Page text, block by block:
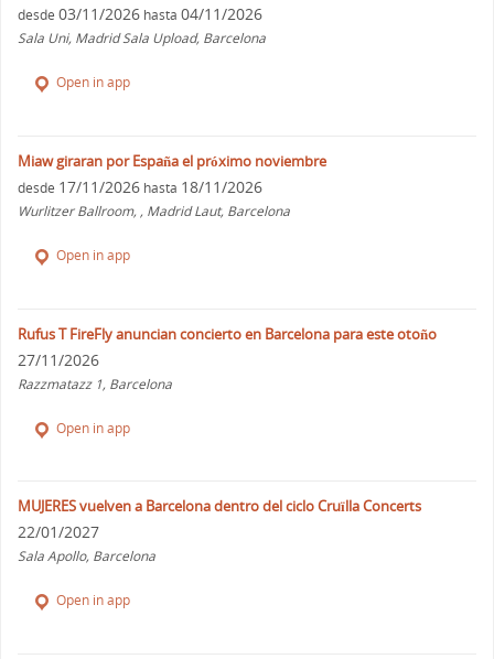
desde 03/11/2026 hasta 04/11/2026
Sala Uni, Madrid Sala Upload, Barcelona
Open in app
Miaw giraran por España el próximo noviembre
desde 17/11/2026 hasta 18/11/2026
Wurlitzer Ballroom, , Madrid Laut, Barcelona
Open in app
Rufus T FireFly anuncian concierto en Barcelona para este otoño
27/11/2026
Razzmatazz 1, Barcelona
Open in app
MUJERES vuelven a Barcelona dentro del ciclo Cruïlla Concerts
22/01/2027
Sala Apollo, Barcelona
Open in app